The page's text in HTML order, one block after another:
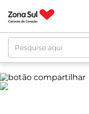
Pesquise aqui